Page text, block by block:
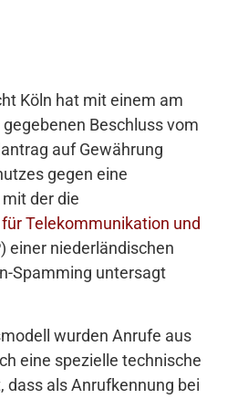
Köln hat mit einem am
Beschluss vom
auf Gewährung
gegen eine
der die
Telekommunikation und
einer niederländischen
Spamming untersagt
wurden Anrufe aus
eine spezielle technische
als Anrufkennung bei